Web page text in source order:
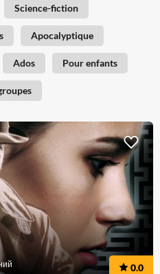
Science-fiction
Apocalyptique
Ados Pour enfants
0.0